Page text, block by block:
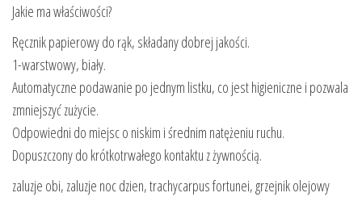
Jakie ma właściwości?
Ręcznik papierowy do rąk, składany dobrej jakości.
1-warstwowy, biały.
Automatyczne podawanie po jednym listku, co jest higieniczne i pozwala
zmniejszyć zużycie.
Odpowiedni do miejsc o niskim i średnim natężeniu ruchu.
Dopuszczony do krótkotrwałego kontaktu z żywnością.
zaluzje obi, zaluzje noc dzien, trachycarpus fortunei, grzejnik olejowy